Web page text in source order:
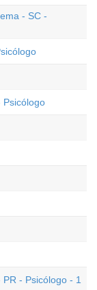
- SC -
Psicólogo
- Psicólogo - 1